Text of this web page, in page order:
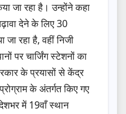
जा रहा है। उन्होंने कहा
देने के लिए 30
रहा है, वहीं निजी
पर चार्जिंग स्टेशनों का
के प्रयासों से केंद्र
के अंतर्गत किए गए
में 19वाँ स्थान